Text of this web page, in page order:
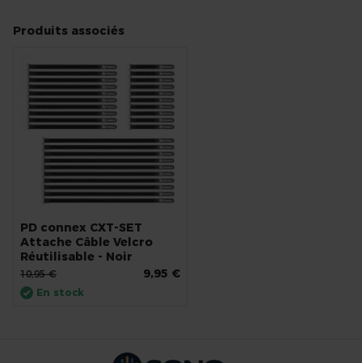
Produits associés
PD connex CXT-SET
Attache Câble Velcro
Réutilisable - Noir
9,95 €
10,95 €
En stock